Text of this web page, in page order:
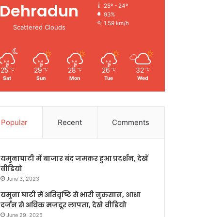
Dehradun
Scattered Clouds
25º - 24º
93%
1.59 km/h
25 ℃
Sat
29 ℃
Sun
28 ℃
Mon
26 ℃
Tue
32 ℃
Wed
Popular Recent Comments
यमुनाघाटी में बाजार बंद जमकर हुआ प्रदर्शन, देखें
वीडियो
June 3, 2023
यमुना घाटी में अतिवृष्टि से भारी नुकसान, आधा
दर्जन से अधिक मजदूर लापता, देखे वीडियो
June 29, 2025